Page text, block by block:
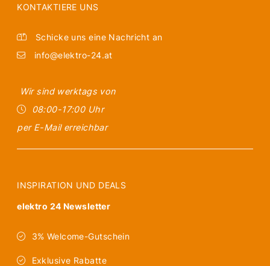
KONTAKTIERE UNS
Schicke uns eine Nachricht an
info@elektro-24.at
Wir sind werktags von
08:00-17:00 Uhr
per E-Mail erreichbar
INSPIRATION UND DEALS
elektro 24 Newsletter
3% Welcome-Gutschein
Exklusive Rabatte